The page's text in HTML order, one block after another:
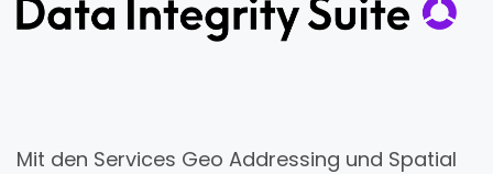
Mit den Services Geo Addressing und Spatial